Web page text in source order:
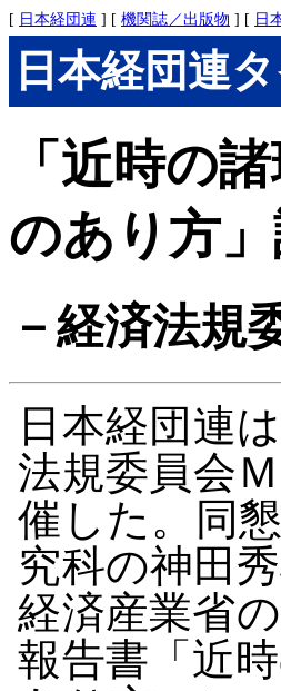
[ 日本経団連 ] [ 機関誌／出版物 ] [ 日
日本経団連
「近時の
のあり方
－経済法規
日本経団連
法規委員会
催した。同
究科の神田
経済産業省
報告書「近